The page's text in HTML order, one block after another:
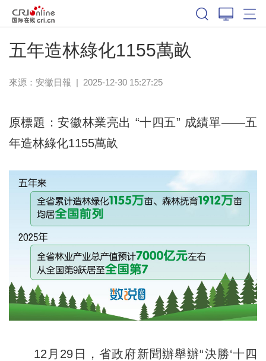
五年造林綠化1155萬畝
來源： 安徽日報 | 2025-12-30 15:27:25
原標題：安徽林業亮出 “十四五” 成績單——五
年造林綠化1155萬畝
12月29日，省政府新聞辦舉辦“決勝‘十四